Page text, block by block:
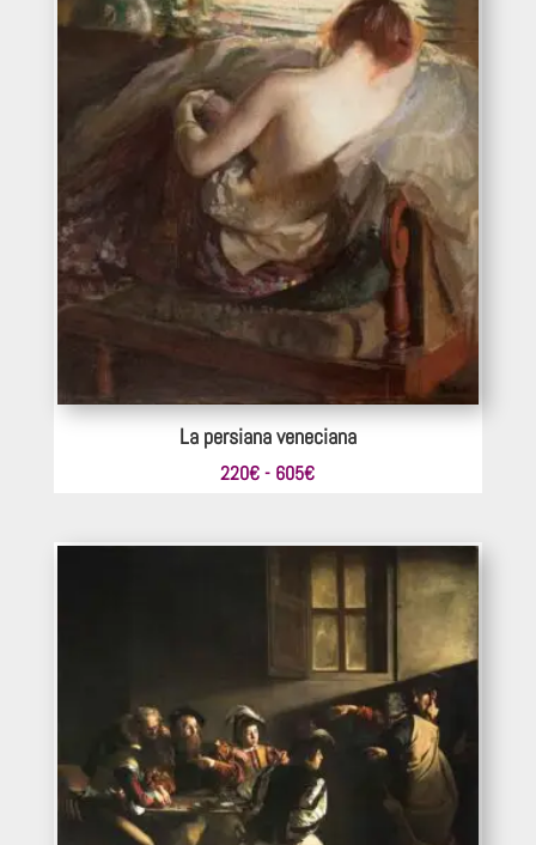
La persiana veneciana
220€ - 605€Rango
desde
220€
hasta
605€